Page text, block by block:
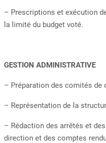
– Prescriptions et exécution
la limité du budget voté.
GESTION ADMINISTRATIVE
– Préparation des comités
– Représentation de la
– Rédaction des arrêtés et
direction et des comptes